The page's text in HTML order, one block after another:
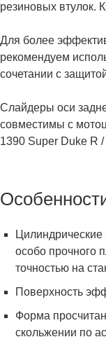
резиновых втулок.
Для более
рекомендуем
сочетании с
Слайдеры оси
совместимы с
1390 Super Duke R
Цилиндрические
особо прочного
точностью на
Поверхность
Форма
скольжении по